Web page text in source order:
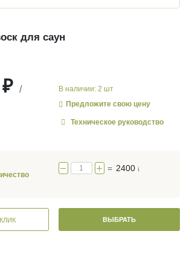
для саун
/
В наличии: 2 шт
Предложите свою цену
Техническое руководство
= 2400 i
ВЫБРАТЬ